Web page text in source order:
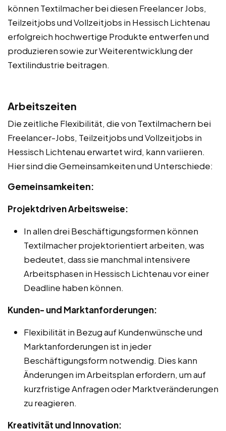
können Textilmacher bei diesen Freelancer Jobs,
Teilzeitjobs und Vollzeitjobs in Hessisch Lichtenau
erfolgreich hochwertige Produkte entwerfen und
produzieren sowie zur Weiterentwicklung der
Textilindustrie beitragen.
Arbeitszeiten
Die zeitliche Flexibilität, die von Textilmachern bei
Freelancer-Jobs, Teilzeitjobs und Vollzeitjobs in
Hessisch Lichtenau erwartet wird, kann variieren.
Hier sind die Gemeinsamkeiten und Unterschiede:
Gemeinsamkeiten:
Projektdriven Arbeitsweise:
In allen drei Beschäftigungsformen können
Textilmacher projektorientiert arbeiten, was
bedeutet, dass sie manchmal intensivere
Arbeitsphasen in Hessisch Lichtenau vor einer
Deadline haben können.
Kunden- und Marktanforderungen:
Flexibilität in Bezug auf Kundenwünsche und
Marktanforderungen ist in jeder
Beschäftigungsform notwendig. Dies kann
Änderungen im Arbeitsplan erfordern, um auf
kurzfristige Anfragen oder Marktveränderungen
zu reagieren.
Kreativität und Innovation: